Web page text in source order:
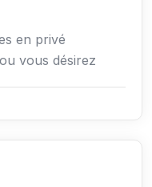
en privé
vous désirez